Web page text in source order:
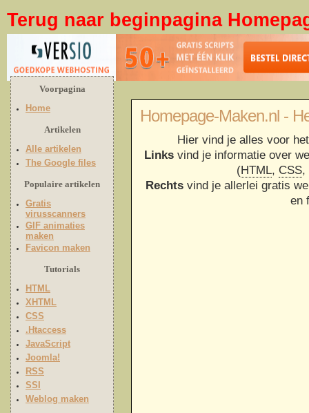
Terug naar beginpagina
Homepage-Maken.nl -
Hier vind je alles voor
Links vind je informatie over
(HTML, CSS,
Rechtsvind je allerlei gratis
en
Voorpagina
Home
Artikelen
Alle artikelen
The Google files
Populaire artikelen
Gratis
virusscanners
GIF animaties
maken
Favicon maken
Tutorials
HTML
XHTML
CSS
.Htaccess
JavaScript
Joomla!
RSS
SSI
Weblog maken